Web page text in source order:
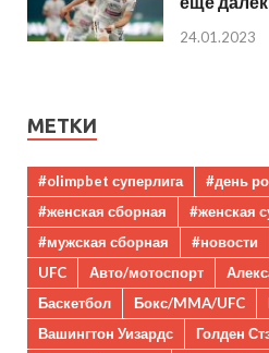
24.01.2023
МЕТКИ
#olimpbet суперлига
#день
#женская сборная
#женская
#мужская сборная
#новости
UFC
Авто/мотоспорт
Баскетбол
Бокс/MMA/UFC
Вашингтон Уизардс
Голден